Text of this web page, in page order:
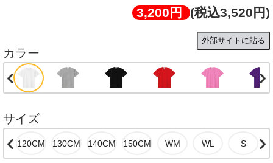
3,200円 (税込3,520円)
外部サイトに貼る
カラー
サイズ